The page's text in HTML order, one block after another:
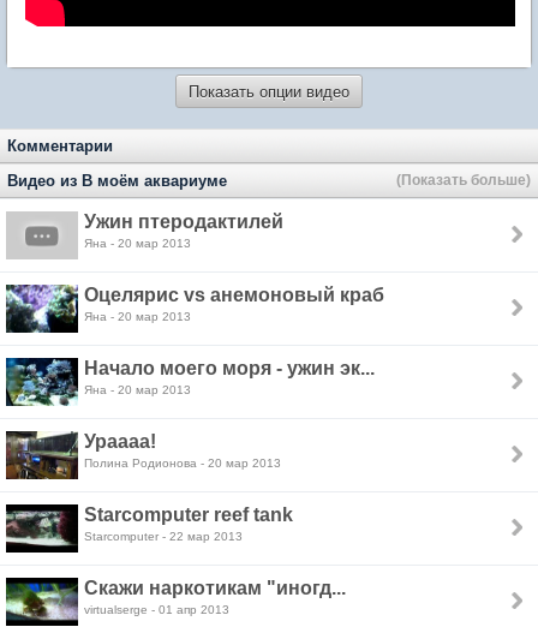
Показать опции видео
Комментарии
Видео из В моём аквариуме
(Показать больше)
Ужин птеродактилей
Яна - 20 мар 2013
Оцелярис vs анемоновый краб
Яна - 20 мар 2013
Начало моего моря - ужин эк...
Яна - 20 мар 2013
Ураааа!
Полина Родионова - 20 мар 2013
Starcomputer reef tank
Starcomputer - 22 мар 2013
Скажи наркотикам "иногд...
virtualserge - 01 апр 2013